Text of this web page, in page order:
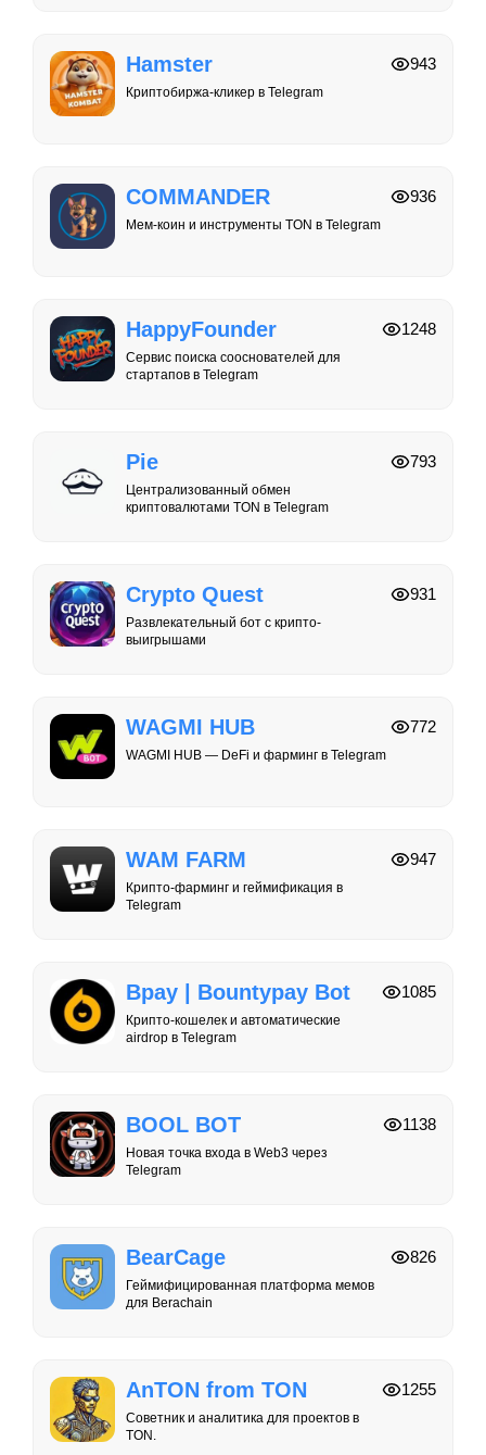
Hamster
Криптобиржа-кликер в Telegram
943
COMMANDER
Мем-коин и инструменты TON в Telegram
936
HappyFounder
Сервис поиска сооснователей для
стартапов в Telegram
1248
Pie
Централизованный обмен
криптовалютами TON в Telegram
793
Crypto Quest
Развлекательный бот с крипто-
выигрышами
931
WAGMI HUB
WAGMI HUB — DeFi и фарминг в Telegram
772
WAM FARM
Крипто-фарминг и геймификация в
Telegram
947
Bpay | Bountypay Bot
Крипто-кошелек и автоматические
airdrop в Telegram
1085
BOOL BOT
Новая точка входа в Web3 через
Telegram
1138
BearCage
Геймифицированная платформа мемов
для Berachain
826
AnTON from TON
Советник и аналитика для проектов в
TON.
1255